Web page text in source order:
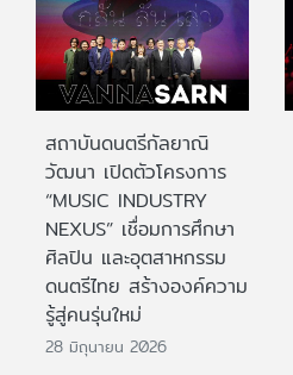
สถาบันดนตรีกัลยาณิ
วัฒนา เปิดตัวโครงการ
“MUSIC INDUSTRY
NEXUS” เชื่อมการศึกษา
ศิลปิน และอุตสาหกรรม
ดนตรีไทย สร้างองค์ความ
รู้สู่คนรุ่นใหม่
28 มิถุนายน 2026